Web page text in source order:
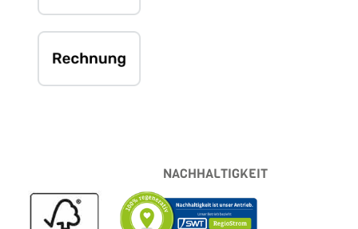
NACHHALTIGKEIT